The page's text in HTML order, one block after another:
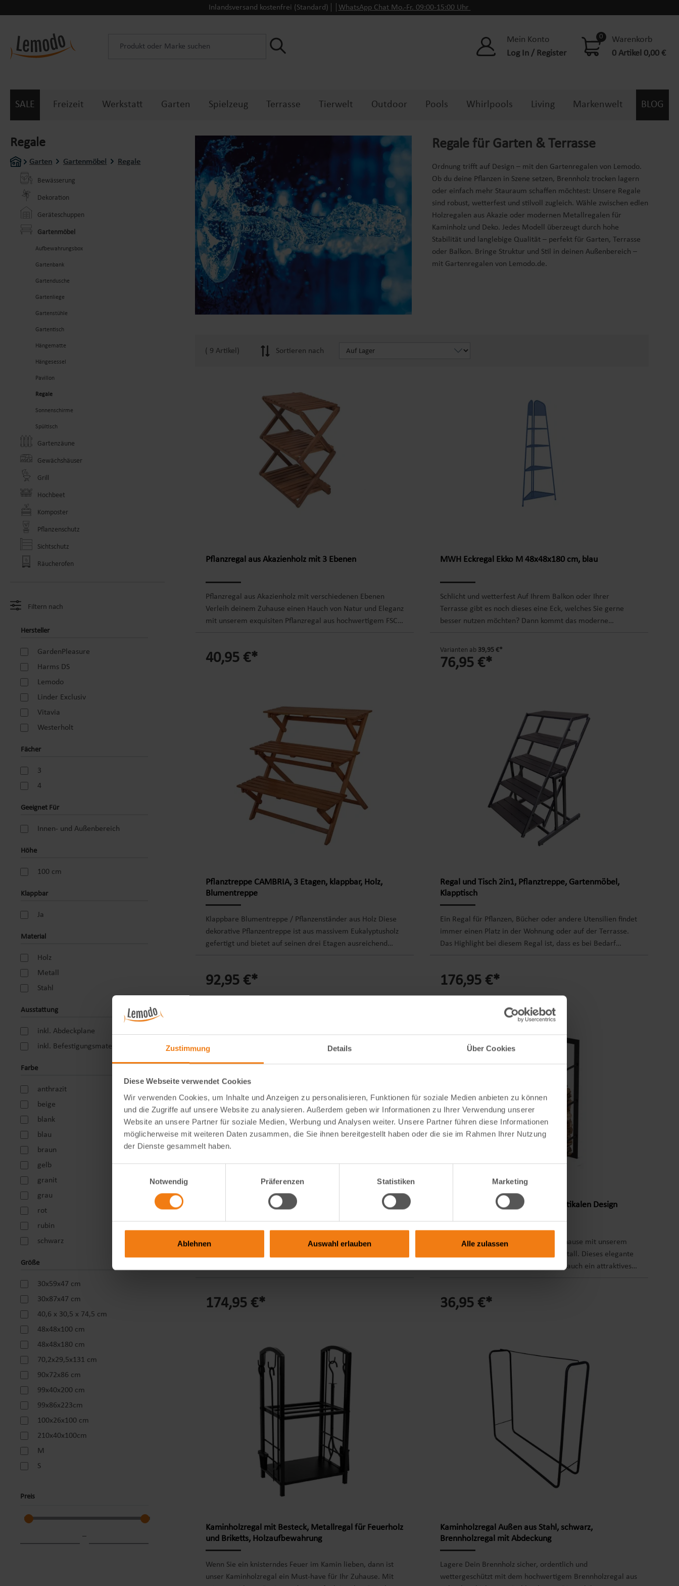
Zustimmung Details Über Cookies
Diese Webseite verwendet Cookies
Wir verwenden Cookies, um Inhalte und Anzeigen zu personalisieren, Funktionen für soziale Medien anbieten zu können
und die Zugriffe auf unsere Website zu analysieren. Außerdem geben wir Informationen zu Ihrer Verwendung unserer
Website an unsere Partner für soziale Medien, Werbung und Analysen weiter. Unsere Partner führen diese Informationen
möglicherweise mit weiteren Daten zusammen, die Sie ihnen bereitgestellt haben oder die sie im Rahmen Ihrer Nutzung
der Dienste gesammelt haben.
Notwendig
Präferenzen Statistiken Marketing
Ablehnen Auswahl erlauben Alle zulassen
Inlandsversand kostenfrei (Standard) WhatsApp Chat Mo.-Fr. 09:00-15:00 Uhr
Mein Konto
Log In / Register
0
Warenkorb
0 Artikel 0,00 €
SALE Freizeit Werkstatt Garten Spielzeug Terrasse Tierwelt Outdoor Pools Whirlpools Living Markenwelt BLOG
Regale
Garten Gartenmöbel Regale
Bewässerung
Dekoration
Geräteschuppen
Gartenmöbel
Aufbewahrungsbox
Gartenbank
Gartendusche
Gartenliege
Gartenstühle
Gartentisch
Hängematte
Hängesessel
Pavillon
Regale
Sonnenschirme
Spültisch
Gartenzäune
Gewächshäuser
Grill
Hochbeet
Komposter
Pflanzenschutz
Sichtschutz
Räucherofen
Filtern nach
Hersteller
GardenPleasure
Harms DS
Lemodo
Linder Exclusiv
Vitavia
Westerholt
Fächer
3
4
Geeignet Für
Innen- und Außenbereich
Höhe
100 cm
Klappbar
Ja
Material
Holz
Metall
Stahl
Ausstattung
inkl. Abdeckplane
inkl. Befestigungsmaterial
Farbe
anthrazit
beige
blank
blau
braun
gelb
granit
grau
rot
rubin
schwarz
Größe
30x59x47 cm
30x87x47 cm
40,6 x 30,5 x 74,5 cm
48x48x100 cm
48x48x180 cm
70,2x29,5x131 cm
90x72x86 cm
99x40x200 cm
99x86x223cm
100x26x100 cm
210x40x100cm
M
S
Preis
–
Regale für Garten & Terrasse
Ordnung trifft auf Design – mit den Gartenregalen von Lemodo.
Ob du deine Pflanzen in Szene setzen, Brennholz trocken lagern
oder einfach mehr Stauraum schaffen möchtest: Unsere Regale
sind robust, wetterfest und stilvoll zugleich. Wähle zwischen edlen
Holzregalen aus Akazie oder modernen Metallregalen für
Kaminholz und Deko. Jedes Modell überzeugt durch hohe
Stabilität und langlebige Qualität – perfekt für Garten, Terrasse
oder Balkon. Bringe Struktur und Stil in deinen Außenbereich –
mit Gartenregalen von Lemodo.de.
( 9 Artikel) Sortieren nach
Pflanzregal aus Akazienholz mit 3 Ebenen
Pflanzregal aus Akazienholz mit verschiedenen Ebenen
Verleih deinem Zuhause einen Hauch von Natur und Eleganz
mit unserem exquisiten Pflanzregal aus hochwertigem FSC-
Vielzahl von Pflanzen. Platziere Deine Lieblingsblumen,
oder Wohnbereich genutzt werden. Unser Klappregal
zeichnet sich durch seine Langlebigkeit und Stabilität aus.
Jede Ebene ist robust gefertigt, um das Gewicht Deiner
Blickfangutensilien sicher tragen zu können. Ob Indoor-
oder Outdoor, unser Pflanzregal ist vielseitig einsetzbar und
lässt sich perfekt in Deine Umgebung integrieren. Zudem ist
es wetterbeständig und passt mühelos in jede Ecke Deines
persönlichen Lebensraums. Produktdetails: Material: Holz
(Akazien FSC 100%), geölt Farbe: braun Maß: ca. 30 x 59 x
47 cm (B x H x L) Maße einer Latte: ca. 2,5 x 1,2 x 30 cm (B
x H x L) 11 Latten pro Ablagefläche Gewicht: ca. 4,0 kg
Produktinformationen: Dekoratives StandregalAus robusten
Aufbewahrung bei Nichtbenutzung
40,95 €*
MWH Eckregal Ekko M 48x48x180 cm, blau
Schlicht und wetterfest Auf Ihrem Balkon oder Ihrer
Terrasse gibt es noch dieses eine Eck, welches Sie gerne
besser nutzen möchten? Dann kommt das moderne
witterungsbeständig, sodass Sie sich keine Sorgen zu
machen brauchen, wenn es nass werden sollte. Das
Streckmetall sorgt dafür, dass das Wasser gut ablaufen
Produktdetails: Maße: M ca. 48 x 48 x 180 cm (L x B x H)
Material: Streckmetall, elotherm beschichtet Gewicht: ca.
12 kg Farben: blau Produktinformationen:
Witterungsbeständig Stabil Einfache Reinigung 4
Varianten ab 39,95 €*
76,95 €*
Pflanztreppe CAMBRIA, 3 Etagen, klappbar, Holz,
Blumentreppe
Klappbare Blumentreppe / Pflanzenständer aus Holz Diese
dekorative Pflanzentreppe ist aus massivem Eukalyptusholz
gefertigt und bietet auf seinen drei Etagen ausreichend
auch im Außenbereich aufstellen. Wenn der Pflanzenständer
T) Gewicht: ca. 11 kg Produktinformationen: Dekoratives
treppenförmiges Pflanzenregal 3 Etagen Massivholz
Platzsparend klappbar Geeignet für den Innen- und
92,95 €*
Regal und Tisch 2in1, Pflanztreppe, Gartenmöbel,
Klapptisch
Ein Regal für Pflanzen, Bücher oder andere Utensilien findet
immer einen Platz in der Wohnung oder auf der Terrasse.
Das Highlight bei diesem Regal ist, dass es bei Bedarf
hochklappen und er verwandelt sich wieder in ein
Material Gestell: Stahl, pulverbeschichtet in anthrazit
Abmessung Regal: 70,2 x 29,5 x 131 cm (L x B x H)
Abmessung Treppe: 95 x 70,2 x 124 cm (L x B x H)
Abmessung Tisch: 146 x 70,2 x 72,4 cm (L x B x H) Höhe
Produktinformationen: 3 in 1 Funktion: Tisch, Regal und
Pflanzentreppe für die Nutzung im Innen- und Außenbereich
geeignet einfach in der Anwendung Lieferung erfolgt
zerlegt mit Aufbauanleitung
176,95 €*
Kaminholzregal ARDOR aus Metall 99x40x200 cm
Bewahren Sie Ihr Brennholz auf moderne und elegante Art
Materialien die feucht werden können, unter freiem
Dacheindeckungen eingesetzt. Es hat eine viermal längere
Lebensdauer als galvanisierter Stahl. Durch die Wellenform
erhält das Material seine Stabilität. Montage an der Wand
Produktdetails: Material: Stahl mit Zinkcalume®
Beschichtung Materialstärke: 0,65 mm - Wellenform
H), 0,8 m³ Produktinformationen: inklusive Unterbau aus
Aluminium stabile Ausführung beschichteter Stahl
verlängert die Lebensdauer resistent gegen Umwelt- und
Witterungseinflüsse einfacher Aufbau dank vorgebohrter
Löcher Befestigung an der Wand notwendig Lieferumfang:
Bausatz Kaminholzregal in Größe 401 hoch
174,95 €*
Kaminholzregal, Metallregal im rustikalen Design
Bringen Sie Ordnung und Stil in Ihr Zuhause mit unserem
Kaminholzregal aus hochwertigem Metall. Dieses elegante
Regal ist nicht nur funktional, sondern auch ein attraktives
nimmt das Regal nur wenig Platz ein, während es
Freien geeignet. Produktdetails: Material: Metall Farbe:
schwarz pulverbeschichtet Maße: ca. 60 x 25 x 100 cm (L x
B x H) Gewicht: ca. 4 kg Produktinformationen: für
Holzscheite bis 28,5 cm Länge Robust und Langlebig
Stilvolles und Vielseitiges Design Lieferung erfolgt zerlegt
36,95 €*
Kaminholzregal mit Besteck, Metallregal für Feuerholz
und Briketts, Holzaufbewahrung
Wenn Sie ein knisterndes Feuer im Kamin lieben, dann ist
unser Kaminholzregal ein Must-have für Ihr Zuhause. Mit
Kaminholzregal Außen aus Stahl, schwarz,
Brennholzregal mit Abdeckung
Lagere Dein Brennholz sicher, ordentlich und
wettergeschützt mit dem hochwertigem Brennholzregal aus